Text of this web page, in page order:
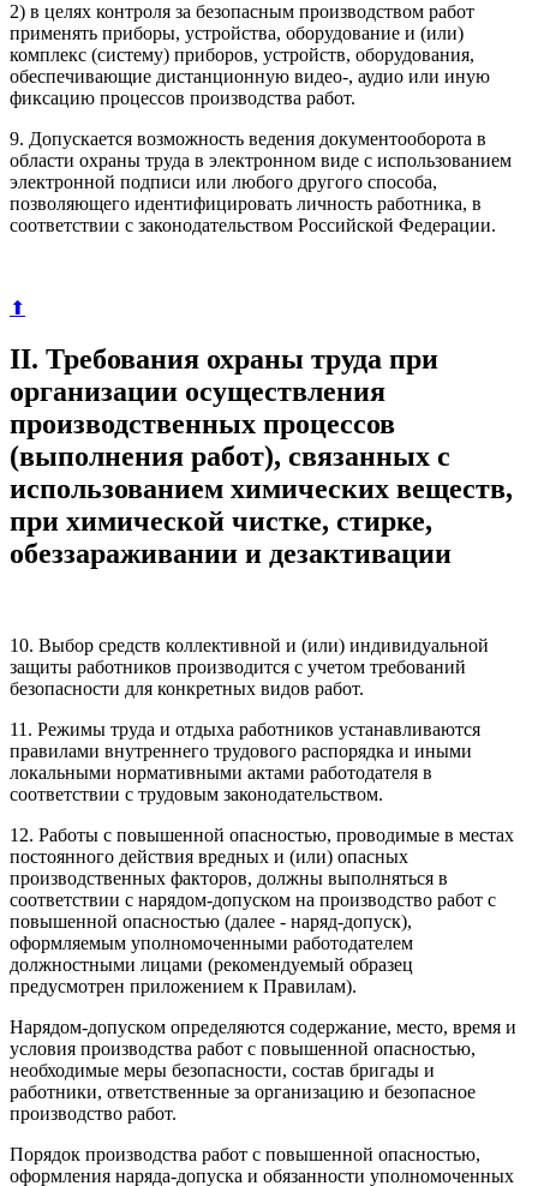
2) в целях контроля за безопасным производством работ
применять приборы, устройства, оборудование и (или)
комплекс (систему) приборов, устройств, оборудования,
обеспечивающие дистанционную видео-, аудио или иную
фиксацию процессов производства работ.
9. Допускается возможность ведения документооборота в
области охраны труда в электронном виде с использованием
электронной подписи или любого другого способа,
позволяющего идентифицировать личность работника, в
соответствии с законодательством Российской Федерации.
⬆
II. Требования охраны труда при
организации осуществления
производственных процессов
(выполнения работ), связанных с
использованием химических веществ,
при химической чистке, стирке,
обеззараживании и дезактивации
10. Выбор средств коллективной и (или) индивидуальной
защиты работников производится с учетом требований
безопасности для конкретных видов работ.
11. Режимы труда и отдыха работников устанавливаются
правилами внутреннего трудового распорядка и иными
локальными нормативными актами работодателя в
соответствии с трудовым законодательством.
12. Работы с повышенной опасностью, проводимые в местах
постоянного действия вредных и (или) опасных
производственных факторов, должны выполняться в
соответствии с нарядом-допуском на производство работ с
повышенной опасностью (далее - наряд-допуск),
оформляемым уполномоченными работодателем
должностными лицами (рекомендуемый образец
предусмотрен приложением к Правилам).
Нарядом-допуском определяются содержание, место, время и
условия производства работ с повышенной опасностью,
необходимые меры безопасности, состав бригады и
работники, ответственные за организацию и безопасное
производство работ.
Порядок производства работ с повышенной опасностью,
оформления наряда-допуска и обязанности уполномоченных